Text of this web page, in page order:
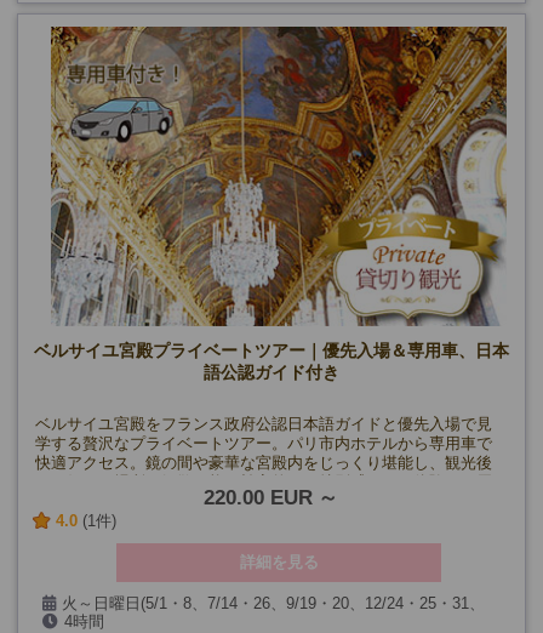
ベルサイユ宮殿プライベートツアー｜優先入場＆専用車、日本
語公認ガイド付き
ベルサイユ宮殿をフランス政府公認日本語ガイドと優先入場で見
学する贅沢なプライベートツアー。パリ市内ホテルから専用車で
快適アクセス。鏡の間や豪華な宮殿内をじっくり堪能し、観光後
220.00 EUR
4.0 (1件)
詳細を見る
火～日曜日(5/1・8、7/14・26、9/19・20、12/24・25・31、
1/1、第一日曜日を除く)
4時間